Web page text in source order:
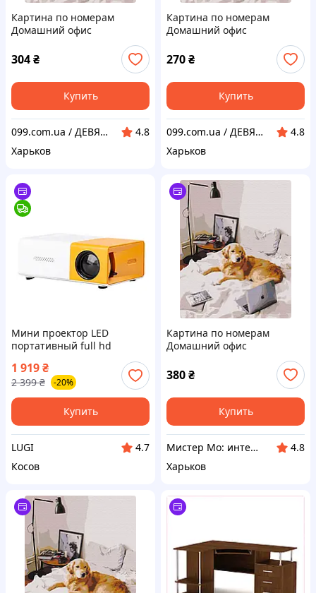
Картина по номерам
Домашний офис
304₴
Купить
099.com.ua / ДЕВЯНОСТО ДЕВЯТЬ: интернет-магазин бытовых товаров.
4.8
Харьков
Картина по номерам
Домашний офис
270₴
Купить
099.com.ua / ДЕВЯНОСТО ДЕВЯТЬ: интернет-магазин бытовых товаров.
4.8
Харьков
Мини проектор LED
портативный full hd
мультимедийный Lugi,
видеопроектор для
фильмов игр
1 919₴
2 399 ₴ -20%
Купить
LUGI
4.7
Косов
Картина по номерам
Домашний офис
380₴
Купить
Мистер Мо: интернет-магазин бытовых товаров
4.8
Харьков